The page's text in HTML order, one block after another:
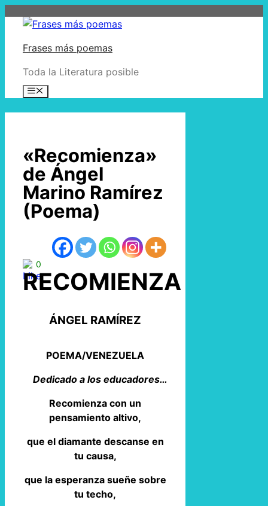
Frases más poemas
Toda la Literatura posible
«Recomienza»
de Ángel
Marino Ramírez
(Poema)
0
RECOMIENZA
ÁNGEL RAMÍREZ
POEMA/VENEZUELA
Dedicado a los educadores…
Recomienza con un
pensamiento altivo,
que el diamante descanse en
tu causa,
que la esperanza sueñe sobre
tu techo,